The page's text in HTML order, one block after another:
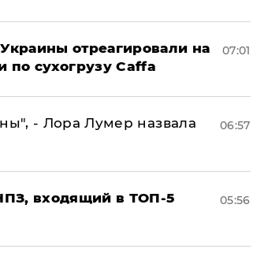
отреагировали на
сухогрузу Caffa
07:01
- Лора Лумер назвала
06:57
входящий в ТОП-5
05:56